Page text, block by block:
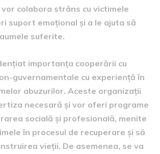
colabora strâns cu victimele
suport emoțional și a le ajuta să
suferite.
importanța cooperării cu
guvernamentale cu experiență în
abuzurilor. Aceste organizații
necesară și vor oferi programe
socială și profesională, menite
în procesul de recuperare și să
vieții. De asemenea, se va